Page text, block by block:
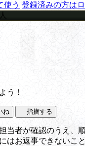
使う 登録済みの方は
う！
ね 指摘する
当者が確認のうえ、
はお返事できないこ